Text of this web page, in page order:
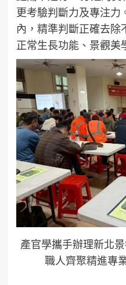
更考驗判斷力及專注力
內，精準判斷正確去除
正常生長功能、景觀美
產官學攜手辦理新北
職人齊聚精進專